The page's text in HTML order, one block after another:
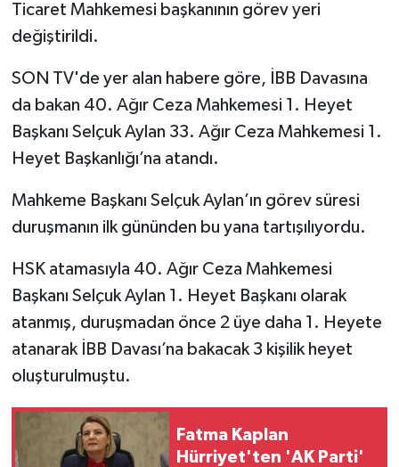
Ticaret Mahkemesi başkanının görev yeri
değiştirildi.
SON TV'de yer alan habere göre, İBB Davasına
da bakan 40. Ağır Ceza Mahkemesi 1. Heyet
Başkanı Selçuk Aylan 33. Ağır Ceza Mahkemesi 1.
Heyet Başkanlığı’na atandı.
Mahkeme Başkanı Selçuk Aylan’ın görev süresi
duruşmanın ilk gününden bu yana tartışılıyordu.
HSK atamasıyla 40. Ağır Ceza Mahkemesi
Başkanı Selçuk Aylan 1. Heyet Başkanı olarak
atanmış, duruşmadan önce 2 üye daha 1. Heyete
atanarak İBB Davası’na bakacak 3 kişilik heyet
oluşturulmuştu.
Fatma Kaplan
Hürriyet'ten 'AK Parti'